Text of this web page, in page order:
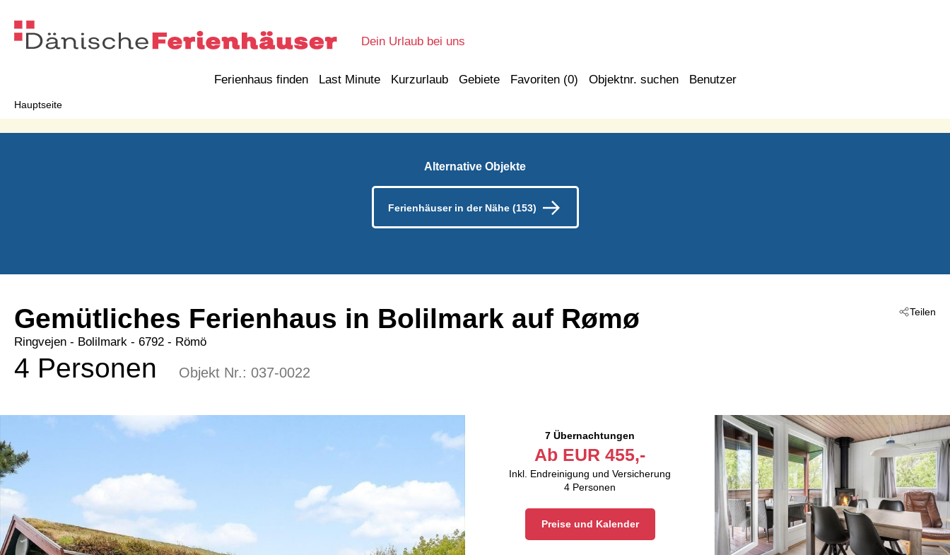
Dein Urlaub bei uns
Ferienhaus finden Last Minute Kurzurlaub Gebiete Favoriten (0) Objektnr. suchen Benutzer
Hauptseite
Alternative Objekte
Ferienhäuser in der Nähe (153)
Teilen
Gemütliches Ferienhaus in Bolilmark auf Rømø
Ringvejen - Bolilmark - 6792 - Römö
4 Personen Objekt Nr.: 037-0022
7 Übernachtungen
Ab EUR 455,-
Inkl. Endreinigung und Versicherung
4 Personen
Preise und Kalender